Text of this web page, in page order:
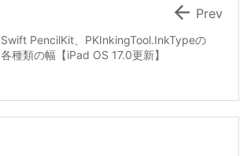
Swift PencilKit、PKInkingTool.InkTypeの
各種類の幅【iPad OS 17.0更新】
 Prev